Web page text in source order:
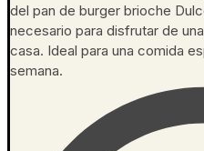
del pan de burger brioche
necesario para disfrutar de
casa. Ideal para una comida
semana.